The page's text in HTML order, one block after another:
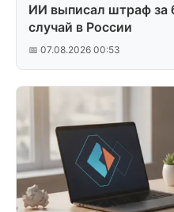
ИИ выписал штраф за
случай в России
📅 07.08.2026 00:53